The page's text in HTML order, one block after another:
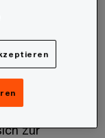
auf
Ebene.
Nation,
zur